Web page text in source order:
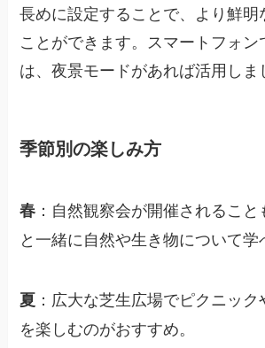
長めに設定することで、より鮮明
ことができます。スマートフォ
は、夜景モードがあれば活用しま
季節別の楽しみ方
春 ：自然観察会が開催されるこ
と一緒に自然や生き物について学
夏 ：広大な芝生広場でピクニッ
を楽しむのがおすすめ。